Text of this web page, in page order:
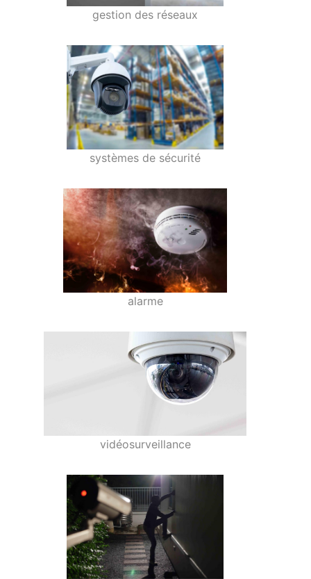
gestion des réseaux
systèmes de sécurité
alarme
vidéosurveillance